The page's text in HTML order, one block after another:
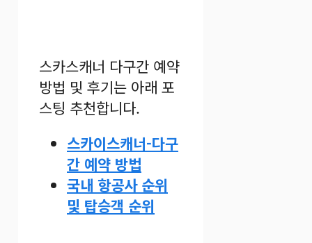
스카스캐너 다구간 예약
방법 및 후기는 아래 포
스팅 추천합니다.
스카이스캐너-다구
간 예약 방법
국내 항공사 순위
및 탑승객 순위